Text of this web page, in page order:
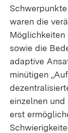
waren die
Möglichkeiten
sowie die
adaptive
minütigen
einzelnen
erst